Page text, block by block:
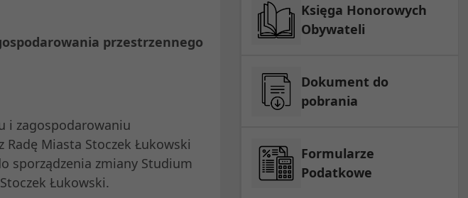
przestrzennego
zagospodarowaniu
Radę Miasta Stoczek Łukowski
sporządzenia zmiany Studium
Łukowski.
Księga Honorowych
Obywateli
Dokument do
pobrania
Formularze
Podatkowe